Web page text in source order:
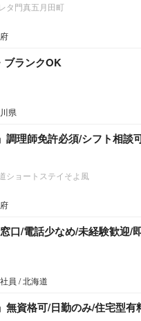
タ門真五月田町
ブランクOK
県
調理師免許必須/シフト相談
ショートステイそよ風
口/電話少なめ/未経験歓迎/
員 / 北海道
無資格可/日勤のみ/住宅型